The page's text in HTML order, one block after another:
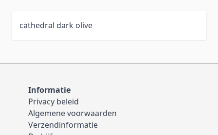
cathedral dark olive
Informatie
Privacy beleid
Algemene voorwaarden
Verzendinformatie